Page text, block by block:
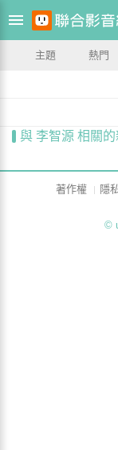
主題 熱門
與 李智源 相關的
著作權 隱
©